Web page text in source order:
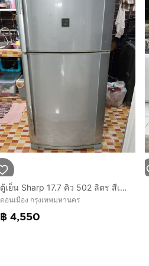
ตู้เย็น Sharp 17.7 คิว 502 ลิตร สีเงิน ความเย็นเจี๊ยบ ช่องแช่ใหญ่สะใจ ใช้งานปกติ สภาพพร้อมใช้ ไม่ต้องซ่อม นัดดูของจริงได้
ดอนเมือง กรุงเทพมหานคร
฿ 4,550